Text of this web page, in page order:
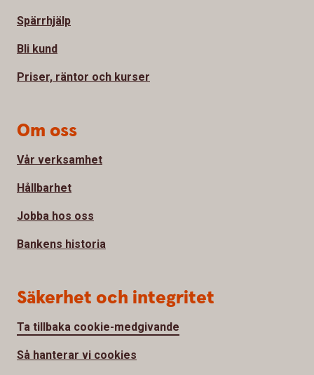
Spärrhjälp
Bli kund
Priser, räntor och kurser
Om oss
Vår verksamhet
Hållbarhet
Jobba hos oss
Bankens historia
Säkerhet och integritet
Ta tillbaka cookie-medgivande
Så hanterar vi cookies